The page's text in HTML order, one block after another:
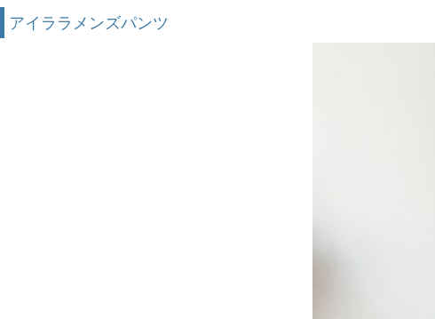
アイララメンズパンツ